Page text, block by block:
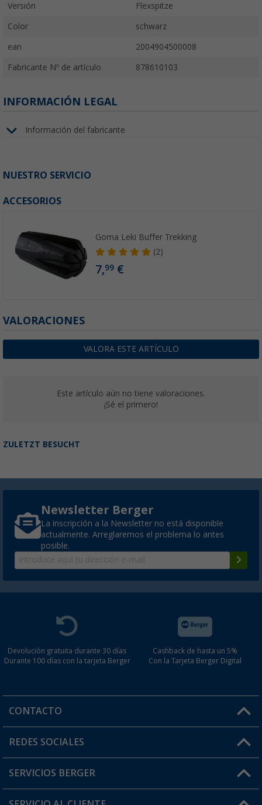
Versión Flexspitze
Color schwarz
ean 2004904500008
Fabricante Nº de artículo 878610103
INFORMACIÓN LEGAL
Información del fabricante
NUESTRO SERVICIO
ACCESORIOS
Goma Leki Buffer Trekking
(2)
7,99 €
VALORACIONES
VALORA ESTE ARTÍCULO
Este artículo aún no tiene valoraciones.
¡Sé el primero!
ZULETZT BESUCHT
Newsletter Berger
La inscripción a la Newsletter no está disponible
actualmente. Arreglaremos el problema lo antes
posible.
Devolución gratuita durante 30 días
Durante 100 días con la tarjeta Berger
Cashback de hasta un 5%
Con la Tarjeta Berger Digital
CONTACTO
Horario de atención al cliente:
¿Tienes alguna duda?
REDES SOCIALES
SERVICIOS BERGER